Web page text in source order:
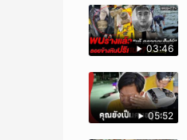
03:46
05:52